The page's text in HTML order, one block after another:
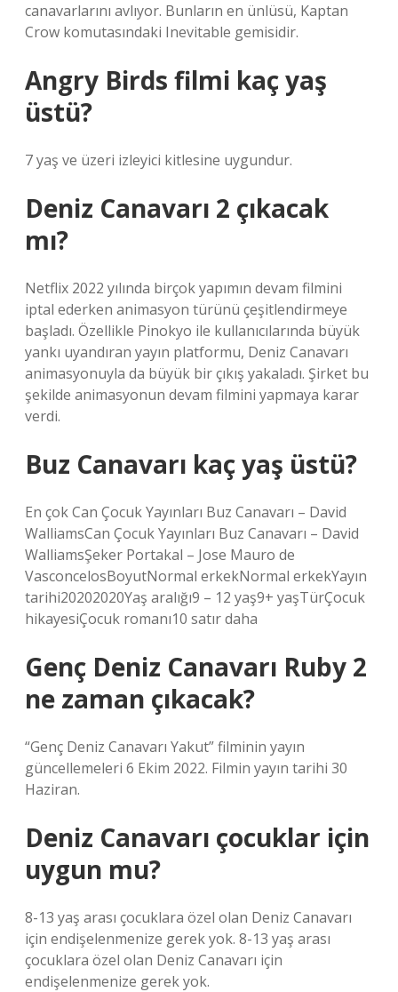
canavarlarını avlıyor. Bunların en ünlüsü, Kaptan
Crow komutasındaki Inevitable gemisidir.
Angry Birds filmi kaç yaş
üstü?
7 yaş ve üzeri izleyici kitlesine uygundur.
Deniz Canavarı 2 çıkacak
mı?
Netflix 2022 yılında birçok yapımın devam filmini
iptal ederken animasyon türünü çeşitlendirmeye
başladı. Özellikle Pinokyo ile kullanıcılarında büyük
yankı uyandıran yayın platformu, Deniz Canavarı
animasyonuyla da büyük bir çıkış yakaladı. Şirket bu
şekilde animasyonun devam filmini yapmaya karar
verdi.
Buz Canavarı kaç yaş üstü?
En çok Can Çocuk Yayınları Buz Canavarı – David
WalliamsCan Çocuk Yayınları Buz Canavarı – David
WalliamsŞeker Portakal – Jose Mauro de
VasconcelosBoyutNormal erkekNormal erkekYayın
tarihi20202020Yaş aralığı9 – 12 yaş9+ yaşTürÇocuk
hikayesiÇocuk romanı10 satır daha
Genç Deniz Canavarı Ruby 2
ne zaman çıkacak?
“Genç Deniz Canavarı Yakut” filminin yayın
güncellemeleri 6 Ekim 2022. Filmin yayın tarihi 30
Haziran.
Deniz Canavarı çocuklar için
uygun mu?
8-13 yaş arası çocuklara özel olan Deniz Canavarı
için endişelenmenize gerek yok. 8-13 yaş arası
çocuklara özel olan Deniz Canavarı için
endişelenmenize gerek yok.